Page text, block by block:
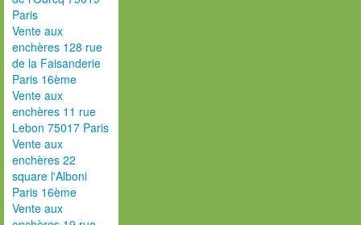
Paris
Vente aux
enchères 128 rue
de la Faisanderie
Paris 16ème
Vente aux
enchères 11 rue
Lebon 75017 Paris
Vente aux
enchères 22
square l'Alboni
Paris 16ème
Vente aux